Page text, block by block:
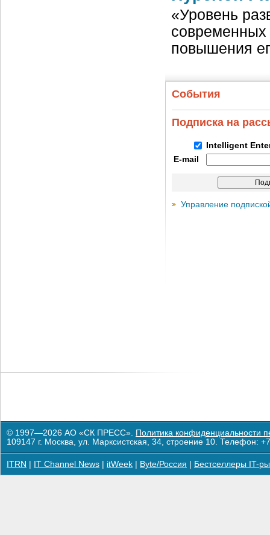
«Уровень
современных
повышения
События
Подписка на
Intelligent
E-mail
Управление
© 1997—2026 АО «СК ПРЕСС». Политика конфиденциальности
109147 г. Москва, ул. Марксистская, 34, строение 10. Телефон:
ITRN IT Channel News itWeek Byte/Россия Бестселлеры IT-